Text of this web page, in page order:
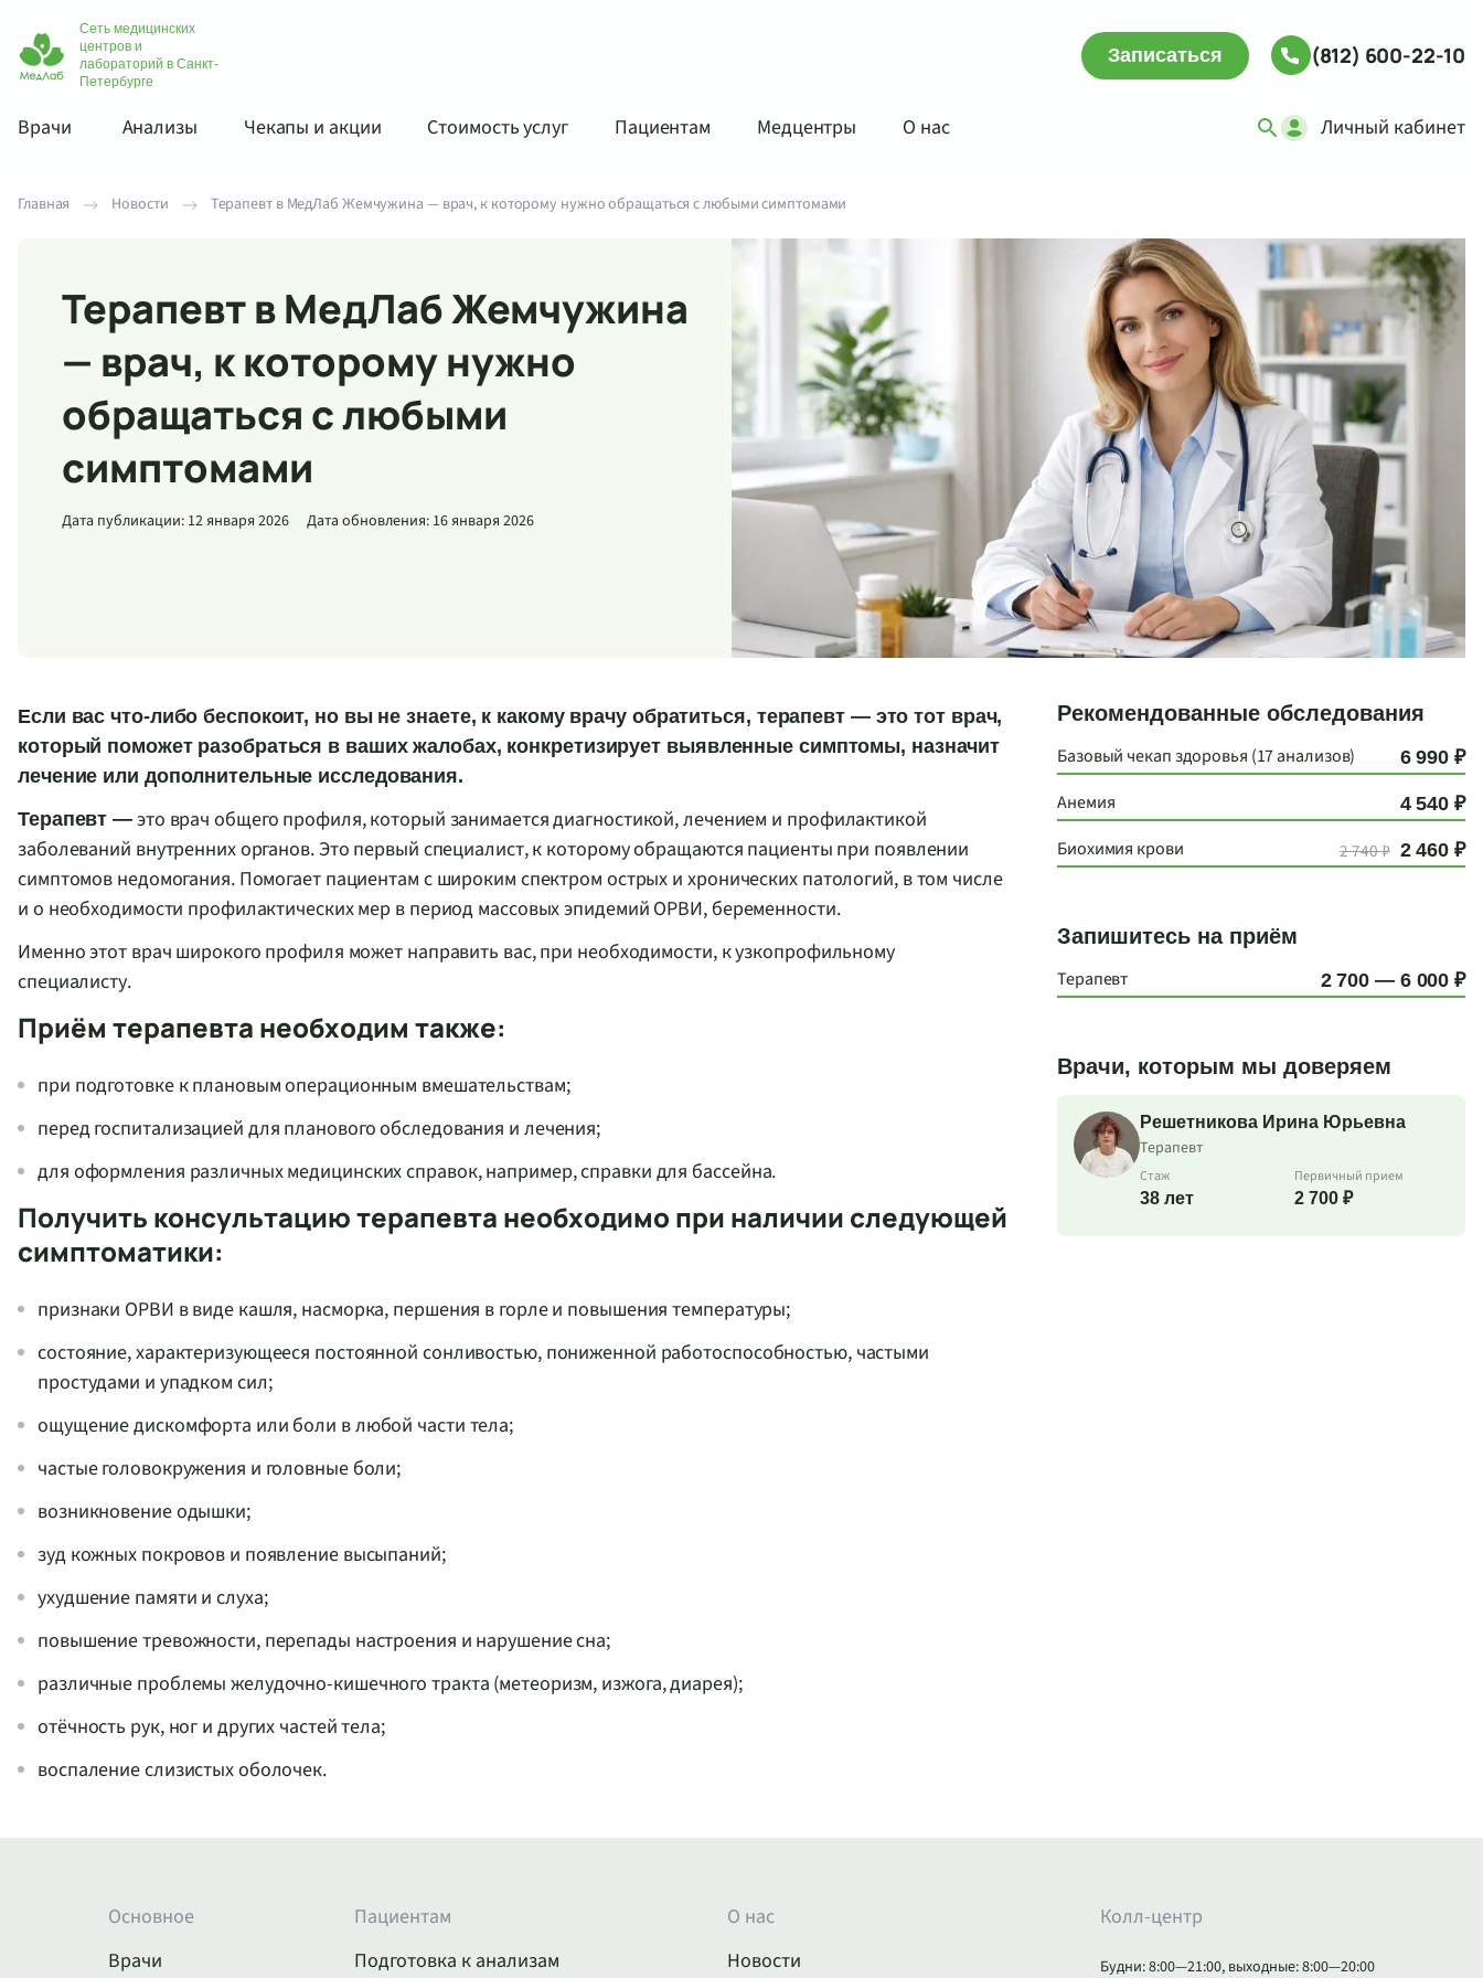
Сеть медицинских
центров и
лабораторий в Санкт-
Петербурге
Записаться (812) 600-22-10
Врачи Анализы Чекапы и акции Стоимость услуг Пациентам Медцентры О нас Личный кабинет
Главная Новости Терапевт в МедЛаб Жемчужина — врач, к которому нужно обращаться с любыми симптомами
Терапевт в МедЛаб Жемчужина
— врач, к которому нужно
обращаться с любыми
симптомами
Дата публикации: 12 января 2026 Дата обновления: 16 января 2026
Если вас что-либо беспокоит, но вы не знаете, к какому врачу обратиться, терапевт — это тот врач,
который поможет разобраться в ваших жалобах, конкретизирует выявленные симптомы, назначит
лечение или дополнительные исследования.
Терапевт — это врач общего профиля, который занимается диагностикой, лечением и профилактикой
заболеваний внутренних органов. Это первый специалист, к которому обращаются пациенты при появлении
симптомов недомогания. Помогает пациентам с широким спектром острых и хронических патологий, в том числе
и о необходимости профилактических мер в период массовых эпидемий ОРВИ, беременности.
Именно этот врач широкого профиля может направить вас, при необходимости, к узкопрофильному
специалисту.
Приём терапевта необходим также:
при подготовке к плановым операционным вмешательствам;
перед госпитализацией для планового обследования и лечения;
для оформления различных медицинских справок, например, справки для бассейна.
Получить консультацию терапевта необходимо при наличии следующей
симптоматики:
признаки ОРВИ в виде кашля, насморка, першения в горле и повышения температуры;
состояние, характеризующееся постоянной сонливостью, пониженной работоспособностью, частыми
простудами и упадком сил;
ощущение дискомфорта или боли в любой части тела;
частые головокружения и головные боли;
возникновение одышки;
зуд кожных покровов и появление высыпаний;
ухудшение памяти и слуха;
повышение тревожности, перепады настроения и нарушение сна;
различные проблемы желудочно-кишечного тракта (метеоризм, изжога, диарея);
отёчность рук, ног и других частей тела;
воспаление слизистых оболочек.
Рекомендованные обследования
Базовый чекап здоровья (17 анализов)
6 990 ₽
Анемия 4 540 ₽
Биохимия крови 2 740 ₽ 2 460 ₽
Запишитесь на приём
Терапевт
2 700 — 6 000 ₽
Врачи, которым мы доверяем
Решетникова Ирина Юрьевна
Терапевт
Стаж
38 лет
Первичный прием
2 700 ₽
Основное
Врачи
Пациентам
Подготовка к анализам
О нас
Новости
Колл-центр
Будни: 8:00—21:00, выходные: 8:00—20:00